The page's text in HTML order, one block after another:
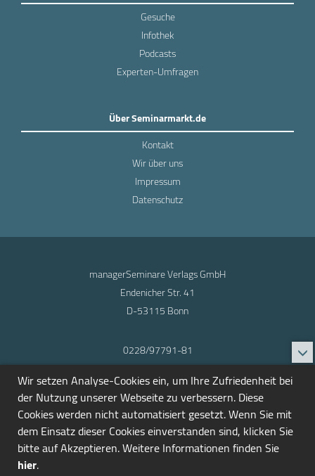
Gesuche
Infothek
Podcasts
Experten-Umfragen
Über Seminarmarkt.de
Kontakt
Wir über uns
Impressum
Datenschutz
managerSeminare Verlags GmbH
Endenicher Str. 41
D-53115 Bonn
0228/97791-81
info@seminarmarkt.de
© 2001-2026
Wir setzen Analyse-Cookies ein, um Ihre Zufriedenheit bei
der Nutzung unserer Webseite zu verbessern. Diese
Cookies werden nicht automatisiert gesetzt. Wenn Sie mit
dem Einsatz dieser Cookies einverstanden sind, klicken Sie
bitte auf Akzeptieren. Weitere Informationen finden Sie
hier.